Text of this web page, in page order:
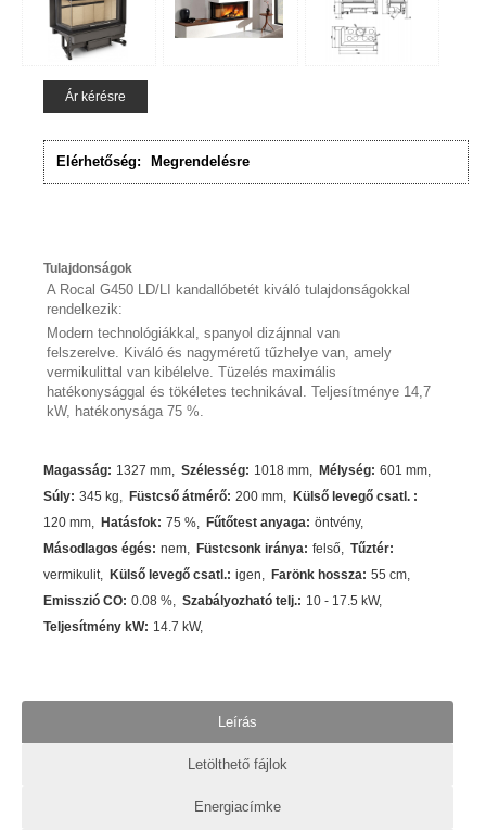
Ár kérésre
Elérhetőség: Megrendelésre
Tulajdonságok
A Rocal G450 LD/LI kandallóbetét kiváló tulajdonságokkal
rendelkezik:
Modern technológiákkal, spanyol dizájnnal van
felszerelve. Kiváló és nagyméretű tűzhelye van, amely
vermikulittal van kibélelve. Tüzelés maximális
hatékonysággal és tökéletes technikával. Teljesítménye 14,7
kW, hatékonysága 75 %.
Magasság: 1327 mm Szélesség: 1018 mm Mélység: 601 mm
Súly: 345 kg Füstcső átmérő: 200 mm Külső levegő csatl. :
120 mm
Hatásfok: 75% Fűtőtest anyaga: öntvény
Másodlagos égés: nem Füstcsonk iránya: felső Tűztér:
vermikulit
Külső levegő csatl.: igen Farönk hossza: 55 cm
Emisszió CO: 0.08 % Szabályozható telj.: 10 - 17.5 kW
Teljesítmény kW: 14.7 kW
Leírás
Letölthető fájlok
Energiacímke